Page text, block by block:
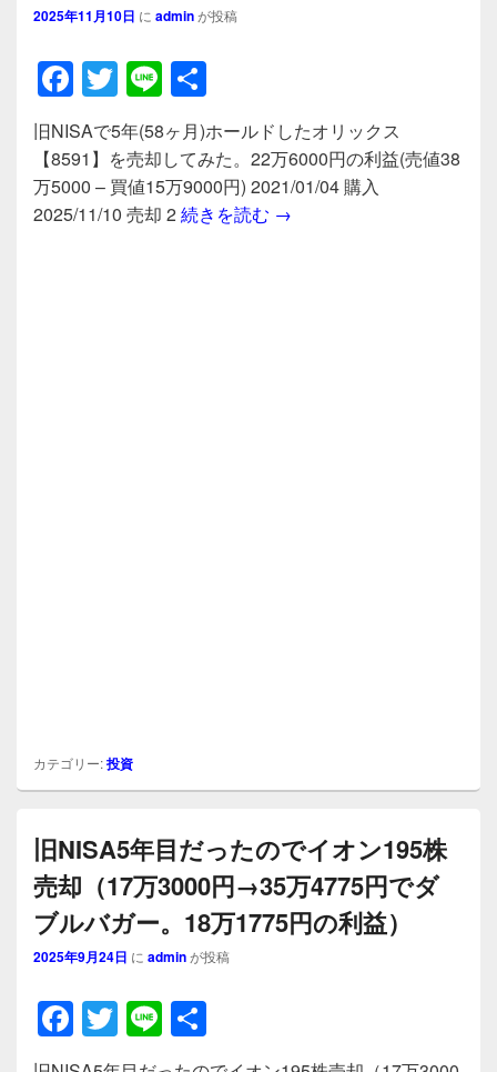
2025年11月10日 に adminが投稿
F
a
c
e
b
T
wi
tt
er
Li
n
e
有
旧NISAで5年(58ヶ月)ホールドしたオリックス
【8591】を売却してみた。22万6000円の利益(売値38
万5000 – 買値15万9000円) 2021/01/04 購入
2025/11/10 売却 2続きを読む 旧NISAで5年(58ヶ月)ホー
→
カテゴリー:投資
旧NISA5年目だったのでイオン195株
売却（17万3000円→35万4775円でダ
ブルバガー。18万1775円の利益）
2025年9月24日 に adminが投稿
F
a
T
wi
Li
n 有